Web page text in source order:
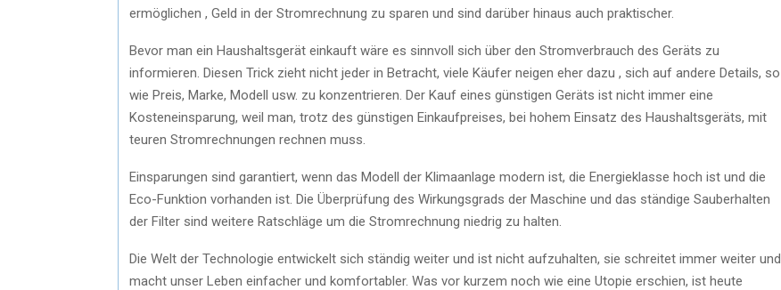
ermöglichen , Geld in der Stromrechnung zu sparen und sind darüber hinaus auch praktischer.
Bevor man ein Haushaltsgerät einkauft wäre es sinnvoll sich über den Stromverbrauch des Geräts zu
informieren. Diesen Trick zieht nicht jeder in Betracht, viele Käufer neigen eher dazu , sich auf andere Details, so
wie Preis, Marke, Modell usw. zu konzentrieren. Der Kauf eines günstigen Geräts ist nicht immer eine
Kosteneinsparung, weil man, trotz des günstigen Einkaufpreises, bei hohem Einsatz des Haushaltsgeräts, mit
teuren Stromrechnungen rechnen muss.
Einsparungen sind garantiert, wenn das Modell der Klimaanlage modern ist, die Energieklasse hoch ist und die
Eco-Funktion vorhanden ist. Die Überprüfung des Wirkungsgrads der Maschine und das ständige Sauberhalten
der Filter sind weitere Ratschläge um die Stromrechnung niedrig zu halten.
Die Welt der Technologie entwickelt sich ständig weiter und ist nicht aufzuhalten, sie schreitet immer weiter und
macht unser Leben einfacher und komfortabler. Was vor kurzem noch wie eine Utopie erschien, ist heute